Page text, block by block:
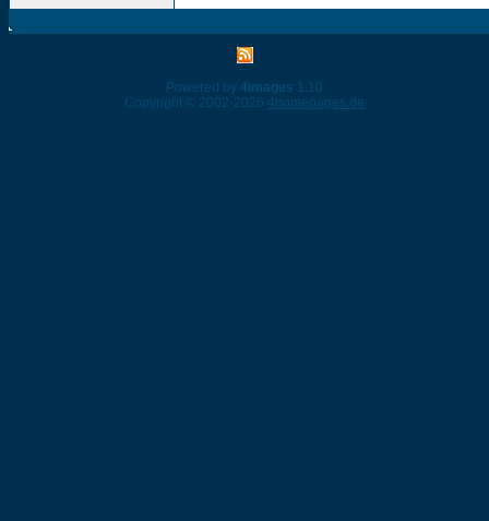
Powered by 4images 1.10
Copyright © 2002-2026 4homepages.de